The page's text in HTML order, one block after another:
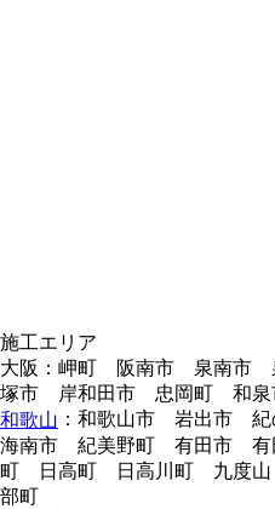
施工エリア
大阪：岬町 阪南市 泉南市
塚市 岸和田市 忠岡町 和
和歌山 ：和歌山市 岩出市
海南市 紀美野町 有田市
町 日高町 日高川町 九度
部町